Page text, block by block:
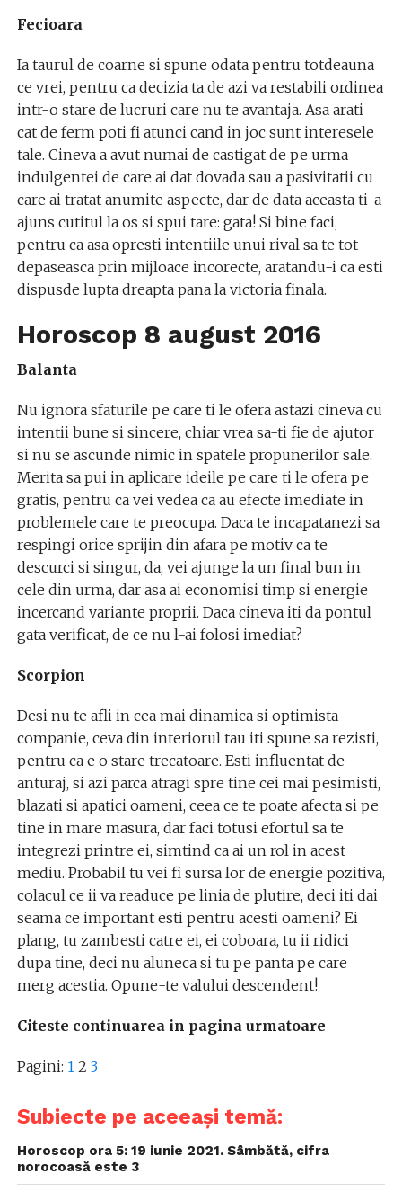
Fecioara
Ia taurul de coarne si spune odata pentru totdeauna
ce vrei, pentru ca decizia ta de azi va restabili ordinea
intr-o stare de lucruri care nu te avantaja. Asa arati
cat de ferm poti fi atunci cand in joc sunt interesele
tale. Cineva a avut numai de castigat de pe urma
indulgentei de care ai dat dovada sau a pasivitatii cu
care ai tratat anumite aspecte, dar de data aceasta ti-a
ajuns cutitul la os si spui tare: gata! Si bine faci,
pentru ca asa opresti intentiile unui rival sa te tot
depaseasca prin mijloace incorecte, aratandu-i ca esti
dispusde lupta dreapta pana la victoria finala.
Horoscop 8 august 2016
Balanta
Nu ignora sfaturile pe care ti le ofera astazi cineva cu
intentii bune si sincere, chiar vrea sa-ti fie de ajutor
si nu se ascunde nimic in spatele propunerilor sale.
Merita sa pui in aplicare ideile pe care ti le ofera pe
gratis, pentru ca vei vedea ca au efecte imediate in
problemele care te preocupa. Daca te incapatanezi sa
respingi orice sprijin din afara pe motiv ca te
descurci si singur, da, vei ajunge la un final bun in
cele din urma, dar asa ai economisi timp si energie
incercand variante proprii. Daca cineva iti da pontul
gata verificat, de ce nu l-ai folosi imediat?
Scorpion
Desi nu te afli in cea mai dinamica si optimista
companie, ceva din interiorul tau iti spune sa rezisti,
pentru ca e o stare trecatoare. Esti influentat de
anturaj, si azi parca atragi spre tine cei mai pesimisti,
blazati si apatici oameni, ceea ce te poate afecta si pe
tine in mare masura, dar faci totusi efortul sa te
integrezi printre ei, simtind ca ai un rol in acest
mediu. Probabil tu vei fi sursa lor de energie pozitiva,
colacul ce ii va readuce pe linia de plutire, deci iti dai
seama ce important esti pentru acesti oameni? Ei
plang, tu zambesti catre ei, ei coboara, tu ii ridici
dupa tine, deci nu aluneca si tu pe panta pe care
merg acestia. Opune-te valului descendent!
Citeste continuarea in pagina urmatoare
Pagini: 1 2 3
Subiecte pe aceeași temă:
Horoscop ora 5: 19 iunie 2021. Sâmbătă, cifra
norocoasă este 3